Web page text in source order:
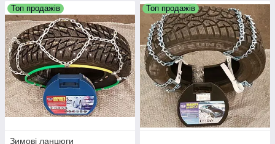
Топ продажів
Зимові ланцюги
Топ продажів